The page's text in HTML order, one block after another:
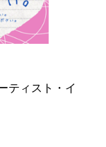
ティスト・イ